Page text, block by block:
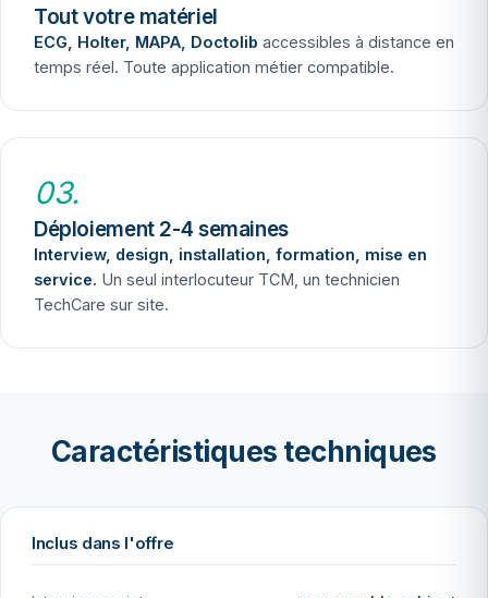
Tout votre matériel
ECG, Holter, MAPA, Doctolib accessibles à distance en
temps réel. Toute application métier compatible.
03.
Déploiement 2-4 semaines
Interview, design, installation, formation, mise en
service. Un seul interlocuteur TCM, un technicien
TechCare sur site.
Caractéristiques techniques
Inclus dans l'offre